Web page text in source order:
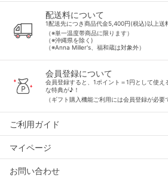
配送料について
1配送先につき商品代金5,400円(税込)以上送
（※単一温度帯商品に限ります）
（※沖縄県を除く)
（※Anna Miller's、福和蔵は対象外）
会員登録について
会員登録すると、1ポイント＝1円として使
な特典が♪！
（ギフト購入機能ご利用には会員登録が必要
ご利用ガイド
マイページ
お問い合わせ